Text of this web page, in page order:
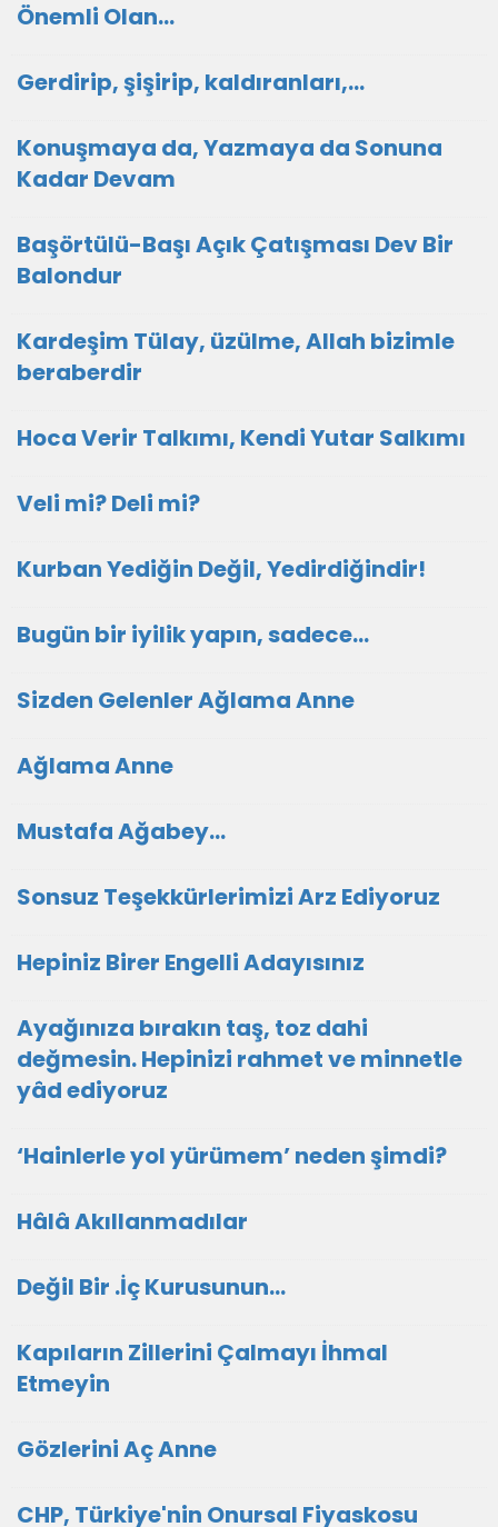
Önemli Olan…
Gerdirip, şişirip, kaldıranları,...
Konuşmaya da, Yazmaya da Sonuna
Kadar Devam
Başörtülü-Başı Açık Çatışması Dev Bir
Balondur
Kardeşim Tülay, üzülme, Allah bizimle
beraberdir
Hoca Verir Talkımı, Kendi Yutar Salkımı
Veli mi? Deli mi?
Kurban Yediğin Değil, Yedirdiğindir!
Bugün bir iyilik yapın, sadece...
Sizden Gelenler Ağlama Anne
Ağlama Anne
Mustafa Ağabey…
Sonsuz Teşekkürlerimizi Arz Ediyoruz
Hepiniz Birer Engelli Adayısınız
Ayağınıza bırakın taş, toz dahi
değmesin. Hepinizi rahmet ve minnetle
yâd ediyoruz
‘Hainlerle yol yürümem’ neden şimdi?
Hâlâ Akıllanmadılar
Değil Bir .İç Kurusunun…
Kapıların Zillerini Çalmayı İhmal
Etmeyin
Gözlerini Aç Anne
CHP, Türkiye'nin Onursal Fiyaskosu